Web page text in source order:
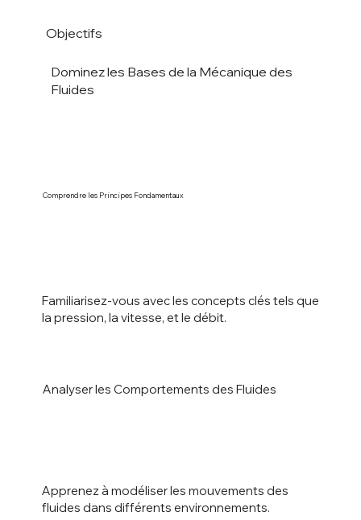
Objectifs
Dominez les Bases de la Mécanique des
Fluides
Comprendre les Principes Fondamentaux
Familiarisez-vous avec les concepts clés tels que
la pression, la vitesse, et le débit.
Analyser les Comportements des Fluides
Apprenez à modéliser les mouvements des
fluides dans différents environnements.